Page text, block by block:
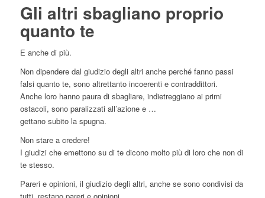
Gli altri sbagliano proprio
quanto te
E anche di più.
Non dipendere dal giudizio degli altri anche perché fanno passi
falsi quanto te, sono altrettanto incoerenti e contraddittori.
Anche loro hanno paura di sbagliare, indietreggiano ai primi
ostacoli, sono paralizzati all’azione e …
gettano subito la spugna.
Non stare a credere!
I giudizi che emettono su di te dicono molto più di loro che non di
te stesso.
Pareri e opinioni, il giudizio degli altri, anche se sono condivisi da